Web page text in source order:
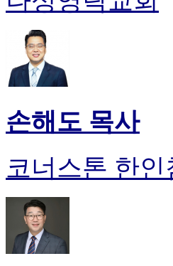
손해도 목사
코너스톤 한인